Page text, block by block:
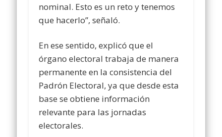
nominal. Esto es un reto y tenemos
que hacerlo”, señaló.
En ese sentido, explicó que el
órgano electoral trabaja de manera
permanente en la consistencia del
Padrón Electoral, ya que desde esta
base se obtiene información
relevante para las jornadas
electorales.